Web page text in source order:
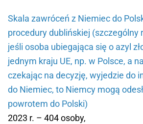
Skala zawróceń z Niemiec do
procedury dublińskiej (szczególny
jeśli osoba ubiegająca się o azyl
jednym kraju UE, np. w Polsce, a
czekając na decyzję, wyjedzie do
do Niemiec, to Niemcy mogą
powrotem do Polski)
2023 r. – 404 osoby,